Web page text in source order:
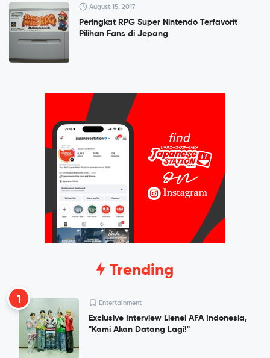
August 15, 2017
Peringkat RPG Super Nintendo Terfavorit
Pilihan Fans di Jepang
Trending
1 Entertainment
Exclusive Interview Lienel AFA Indonesia,
"Kami Akan Datang Lagi!"